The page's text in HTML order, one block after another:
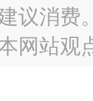
议消费
网站观